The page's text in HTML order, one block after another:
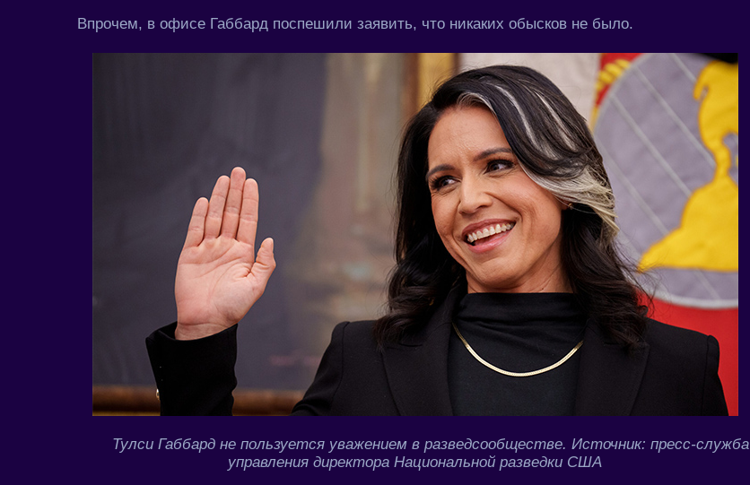
Впрочем, в офисе Габбард поспешили заявить, что никаких обысков не было.
Тулси Габбард не пользуется уважением в разведсообществе. Источник: пресс-служба
управления директора Национальной разведки США